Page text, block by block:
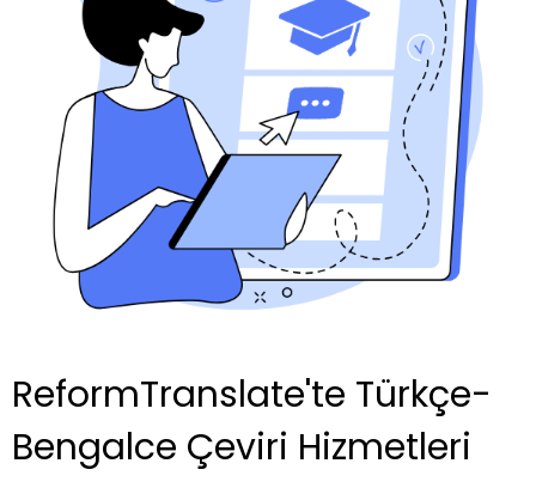
ReformTranslate'te Türkçe-
Bengalce Çeviri Hizmetleri